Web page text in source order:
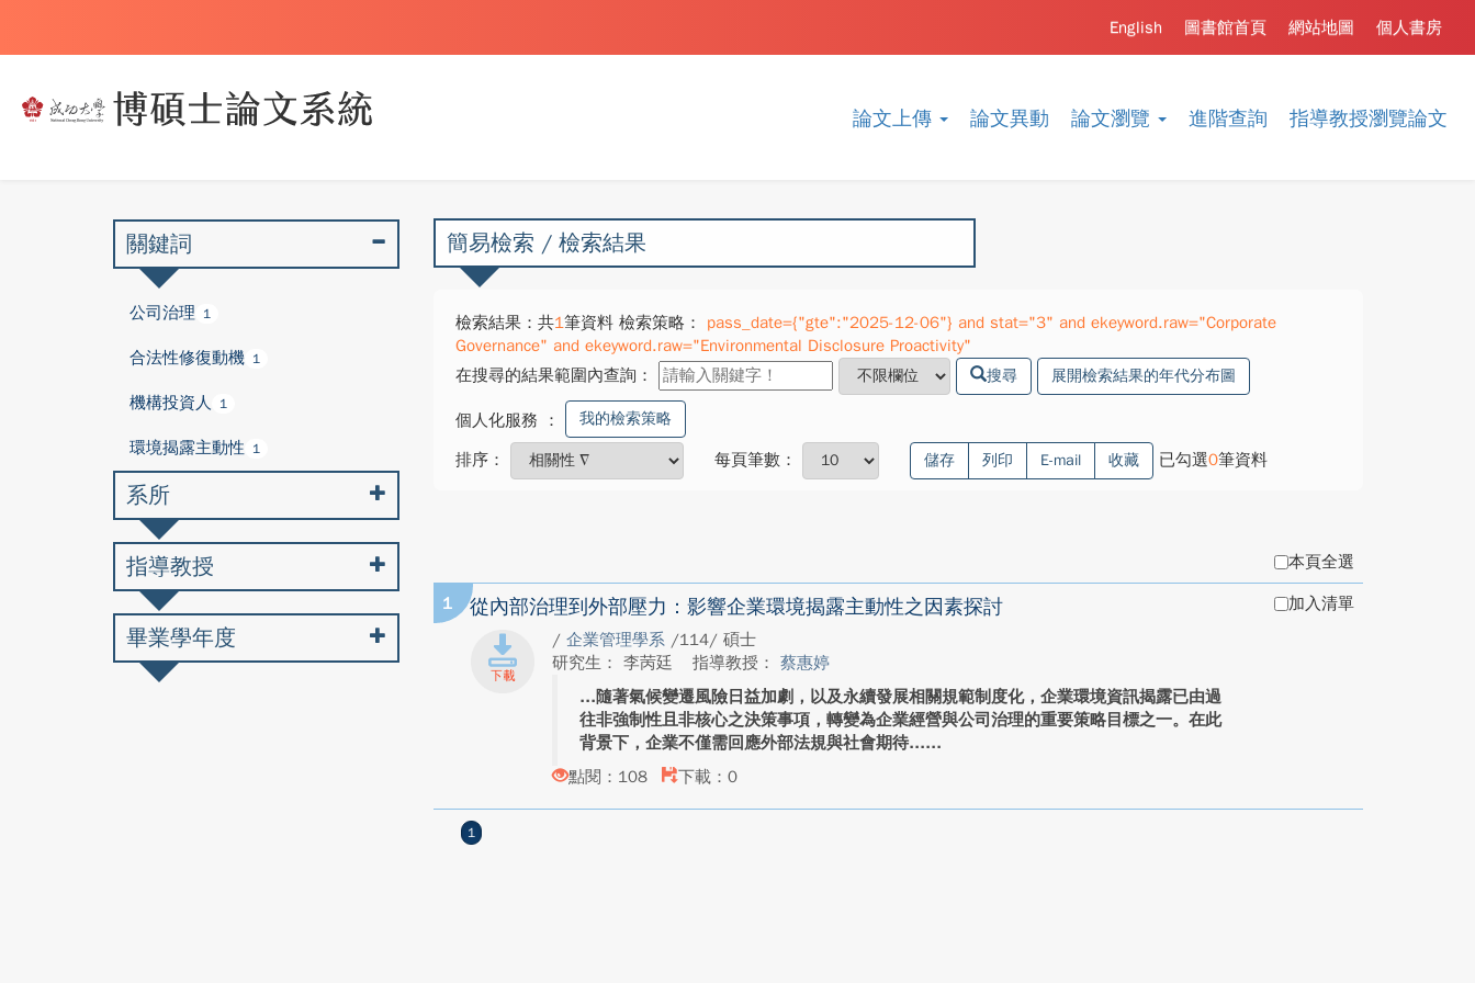
論文上傳 論文異動 論文瀏覽 進階查詢 指導教授瀏覽論文
個人書房
網站地圖
圖書館首頁
English
簡易檢索 / 檢索結果
檢索結果：共1筆資料 檢索策略：
pass_date={"gte":"2025-12-06"} and stat="3" and ekeyword.raw="Corporate
Governance" and ekeyword.raw="Environmental Disclosure Proactivity"
在搜尋的結果範圍內查詢：
搜尋 展開檢索結果的年代分布圖
個人化服務 ： 我的檢索策略
排序： 每頁筆數： 儲存 列印 E-mail 收藏 已勾選0筆資料
本頁全選
1 從內部治理到外部壓力：影響企業環境揭露主動性之因素探討
/ 企業管理學系 /114/ 碩士
研究生： 李苪廷
指導教授： 蔡惠婷
隨著氣候變遷風險日益加劇，以及永續發展相關規範制度化，企業環境資訊揭露已由過
往非強制性且非核心之決策事項，轉變為企業經營與公司治理的重要策略目標之一。在此
背景下，企業不僅需回應外部法規與社會期待...
點閱：108
下載：0
加入清單
1
關鍵詞
公司治理 1
合法性修復動機 1
機構投資人 1
環境揭露主動性 1
系所
指導教授
畢業學年度